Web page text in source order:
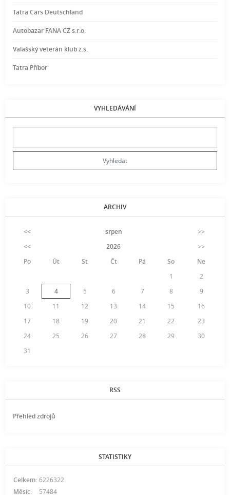
Tatra Cars Deutschland
Autobazar FANA CZ s.r.o.
Valašský veterán klub z.s.
Tatra Příbor
VYHLEDÁVÁNÍ
ARCHIV
<< srpen
>>
<<
2026
>>
Po
Út St Čt Pá So
Ne
1
2
3
4 5 6 7 8
9
10
11 12 13 14 15
16
17
18 19 20 21 22
23
24
25 26 27 28 29
30
31
RSS
Přehled zdrojů
STATISTIKY
Celkem: 6226322
Měsíc:
57484